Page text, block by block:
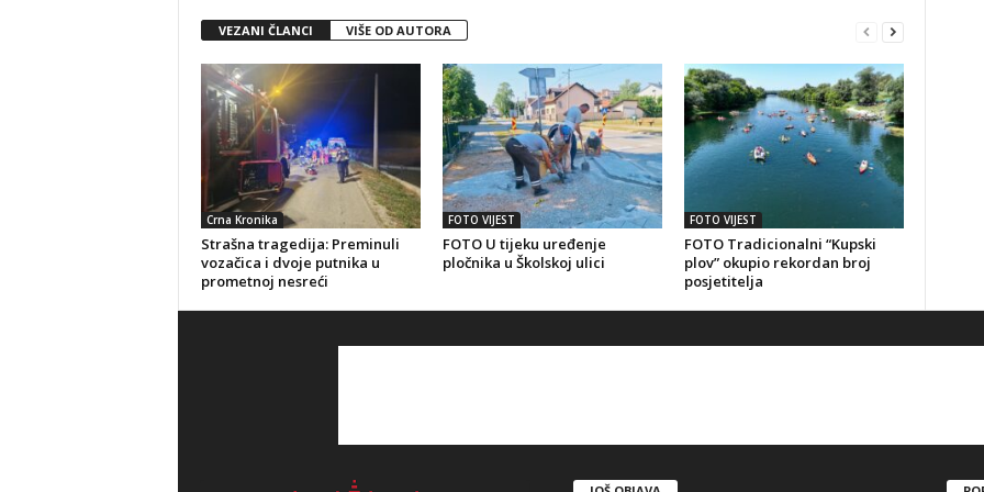
VEZANI ČLANCI VIŠE OD AUTORA
Crna Kronika
Strašna tragedija: Preminuli
vozačica i dvoje putnika u
prometnoj nesreći
FOTO VIJEST
FOTO U tijeku uređenje
pločnika u Školskoj ulici
FOTO VIJEST
FOTO Tradicionalni “Kupski
plov” okupio rekordan broj
posjetitelja